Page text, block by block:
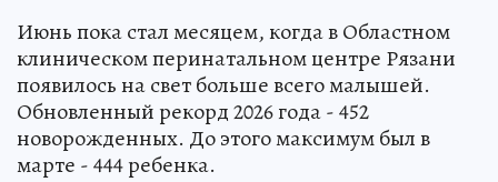
Июнь пока стал месяцем, когда в Областном
клиническом перинатальном центре Рязани
появилось на свет больше всего малышей.
Обновленный рекорд 2026 года - 452
новорожденных. До этого максимум был в
марте - 444 ребенка.